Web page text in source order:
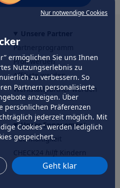
Nur notwendige Cookies
ermöglichen Sie uns Ihnen
Nutzungserlebnis zu
zu verbessern. So
Partnern personalisierte
anzeigen. Über
persönlichen Präferenzen
jederzeit möglich. Mit
Cookies” werden lediglich
gespeichert.
Geht klar
Partnerprogramm
Profi werden
Affiliate werden
Werkstattpartner werden
Unser Engagement
Nachhaltigkeit
CHECK24hilftder Natur